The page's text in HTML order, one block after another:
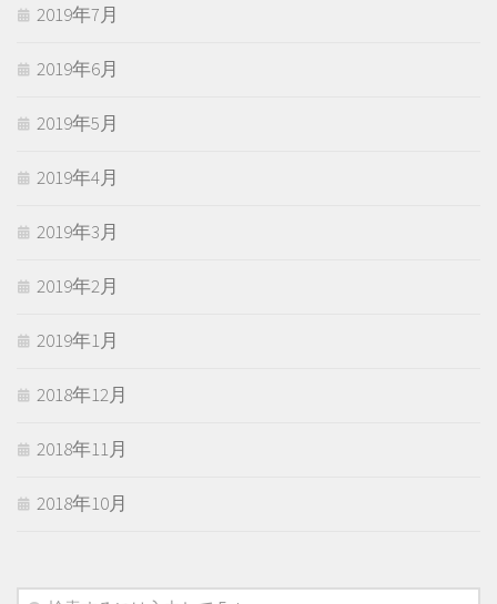
2019年7月
2019年6月
2019年5月
2019年4月
2019年3月
2019年2月
2019年1月
2018年12月
2018年11月
2018年10月